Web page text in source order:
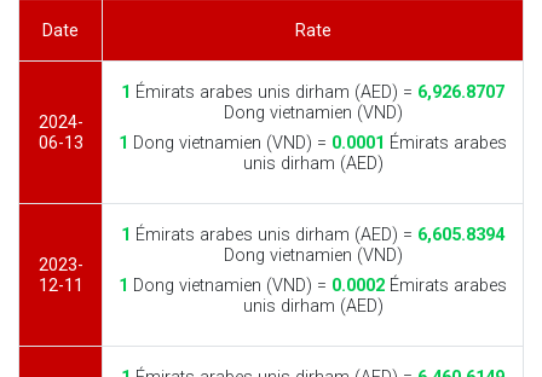
Date Rate
2024-
06-13
1 Émirats arabes unis dirham (AED) = 6,926.8707
Dong vietnamien (VND)
1 Dong vietnamien (VND) = 0.0001 Émirats arabes
unis dirham (AED)
2023-
12-11
1 Émirats arabes unis dirham (AED) = 6,605.8394
Dong vietnamien (VND)
1 Dong vietnamien (VND) = 0.0002 Émirats arabes
unis dirham (AED)